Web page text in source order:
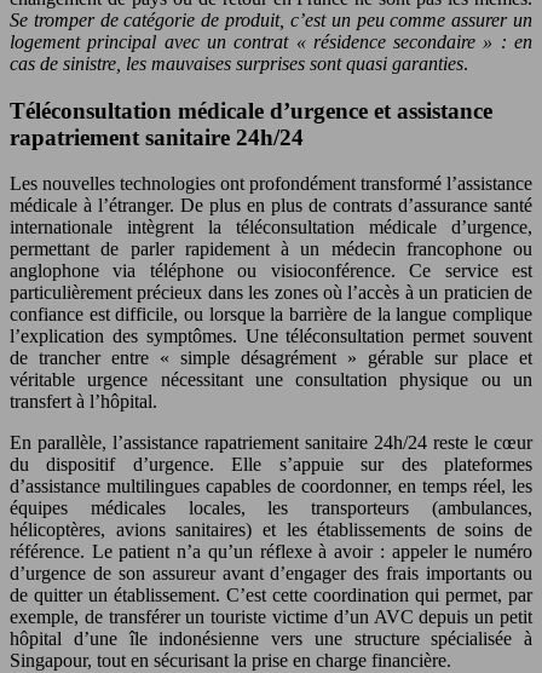
Se tromper de catégorie de produit, c’est un peu comme assurer un
logement principal avec un contrat « résidence secondaire » : en
cas de sinistre, les mauvaises surprises sont quasi garanties.
Téléconsultation médicale d’urgence et assistance
rapatriement sanitaire 24h/24
Les nouvelles technologies ont profondément transformé l’assistance
médicale à l’étranger. De plus en plus de contrats d’assurance santé
internationale intègrent la téléconsultation médicale d’urgence,
permettant de parler rapidement à un médecin francophone ou
anglophone via téléphone ou visioconférence. Ce service est
particulièrement précieux dans les zones où l’accès à un praticien de
confiance est difficile, ou lorsque la barrière de la langue complique
l’explication des symptômes. Une téléconsultation permet souvent
de trancher entre « simple désagrément » gérable sur place et
véritable urgence nécessitant une consultation physique ou un
transfert à l’hôpital.
En parallèle, l’assistance rapatriement sanitaire 24h/24 reste le cœur
du dispositif d’urgence. Elle s’appuie sur des plateformes
d’assistance multilingues capables de coordonner, en temps réel, les
équipes médicales locales, les transporteurs (ambulances,
hélicoptères, avions sanitaires) et les établissements de soins de
référence. Le patient n’a qu’un réflexe à avoir : appeler le numéro
d’urgence de son assureur avant d’engager des frais importants ou
de quitter un établissement. C’est cette coordination qui permet, par
exemple, de transférer un touriste victime d’un AVC depuis un petit
hôpital d’une île indonésienne vers une structure spécialisée à
Singapour, tout en sécurisant la prise en charge financière.